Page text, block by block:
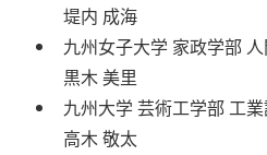
堤内 成海
九州女子大学 家政学部
黒木 美里
九州大学 芸術工学部 工
高木 敬太